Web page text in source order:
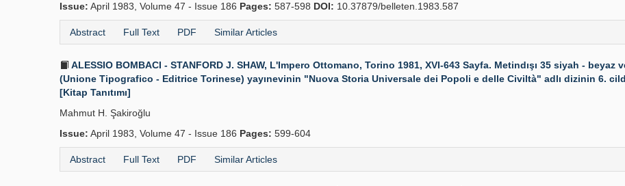
Issue: April 1983, Volume 47 - Issue 186 Pages: 587-598 DOI: 10.37879/belleten.1983.587
Abstract Full Text PDF Similar Articles
ALESSIO BOMBACI - STANFORD J. SHAW, L'Impero Ottomano, Torino 1981, XVI-643 Sayfa. Metindışı 35 siyah -
(Unione Tipografico - Editrice Torinese) yayınevinin "Nuova Storia Universale dei Popoli e delle Civiltà" adlı dizinin 6.
[Kitap Tanıtımı]
Mahmut H. Şakiroğlu
Issue: April 1983, Volume 47 - Issue 186 Pages: 599-604
Abstract Full Text PDF Similar Articles